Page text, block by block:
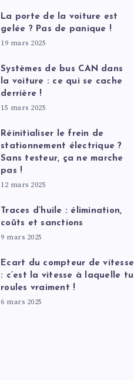
La porte de la voiture est
gelée ? Pas de panique !
19 mars 2025
Systèmes de bus CAN dans
la voiture : ce qui se cache
derrière !
15 mars 2025
Réinitialiser le frein de
stationnement électrique ?
Sans testeur, ça ne marche
pas !
12 mars 2025
Traces d’huile : élimination,
coûts et sanctions
9 mars 2025
Ecart du compteur de vitesse
: c’est la vitesse à laquelle tu
roules vraiment !
6 mars 2025